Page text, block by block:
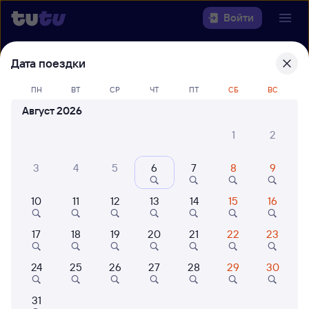
Войти
Выберите день, чтобы найти
билеты Красноярск Пасс — Чита-2
22 года работаем для вас
Куда
Когда
Кто едет
Найти поезда
Дата поездки
ПН ВТ СР ЧТ ПТ СБ ВС
Август 2026
1
2
3 4 5 6 7 8 9
10 11 12 13 14 15 16
17 18 19 20 21 22 23
24 25 26 27 28 29 30
31